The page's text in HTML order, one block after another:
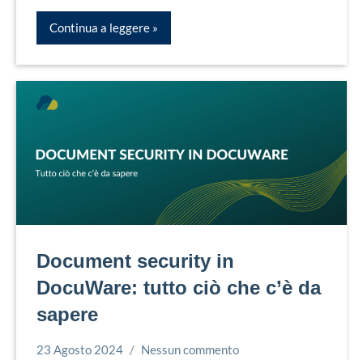
Continua a leggere
Document security in
DocuWare: tutto ciò che c’è da
sapere
23 Agosto 2024 Nessun commento